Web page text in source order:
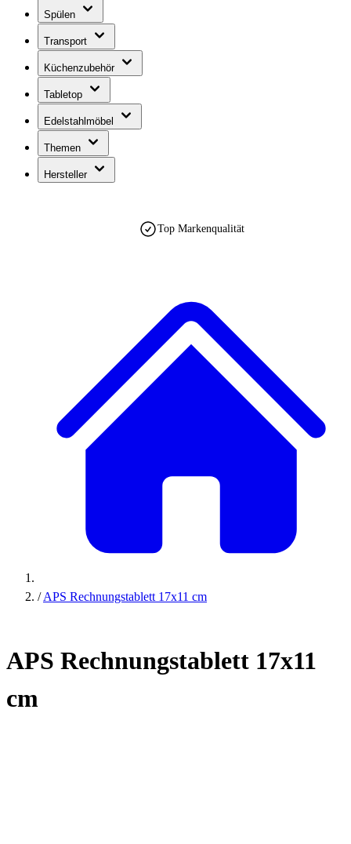
Spülen
Transport
Küchenzubehör
Tabletop
Edelstahlmöbel
Themen
Hersteller
Top Markenqualität
/ APS Rechnungstablett 17x11 cm
APS Rechnungstablett 17x11
cm